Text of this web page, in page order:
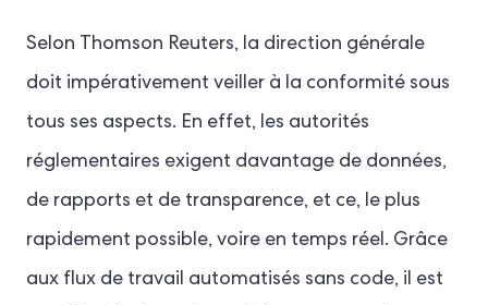
Selon Thomson Reuters, la direction générale
doit impérativement veiller à la conformité sous
tous ses aspects. En effet, les autorités
réglementaires exigent davantage de données,
de rapports et de transparence, et ce, le plus
rapidement possible, voire en temps réel. Grâce
aux flux de travail automatisés sans code, il est